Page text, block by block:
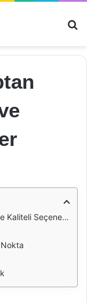
Seçenekler